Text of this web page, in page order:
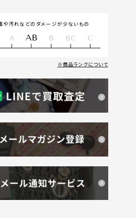
や汚れなどのダメージが少ないもの
A AB B BC C
商品ランクについて